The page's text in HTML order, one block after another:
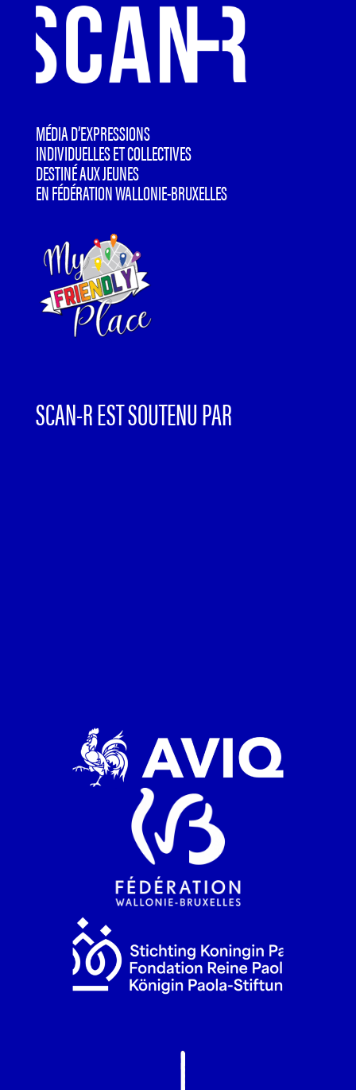
MÉDIA D’EXPRESSIONS
INDIVIDUELLES ET COLLECTIVES
DESTINÉ AUX JEUNES
EN FÉDÉRATION WALLONIE-BRUXELLES
SCAN-R EST SOUTENU PAR